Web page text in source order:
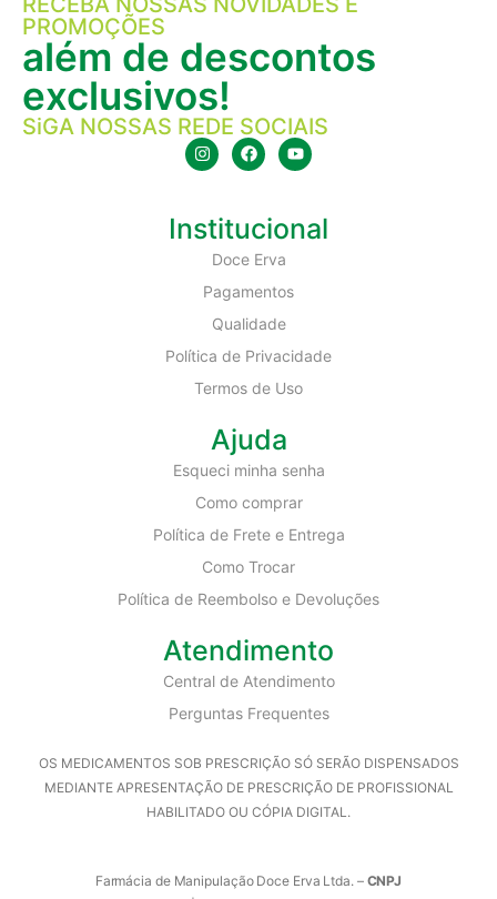
PROMOÇÕES
além de descontos
exclusivos!
SiGA NOSSAS REDE SOCIAIS
Institucional
Doce Erva
Pagamentos
Qualidade
Política de Privacidade
Termos de Uso
Ajuda
Esqueci minha senha
Como comprar
Política de Frete e Entrega
Como Trocar
Política de Reembolso e Devoluções
Atendimento
Central de Atendimento
Perguntas Frequentes
OS MEDICAMENTOS SOB PRESCRIÇÃO SÓ SERÃO DISPENSADOS
MEDIANTE APRESENTAÇÃO DE PRESCRIÇÃO DE PROFISSIONAL
HABILITADO OU CÓPIA DIGITAL.
Farmácia de Manipulação Doce Erva Ltda. – CNPJ